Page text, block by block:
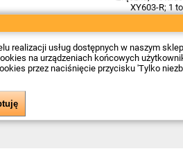
XY603-R; 1
od0,17PLN
realizacji usług dostępnych w naszym
na urządzeniach końcowych
przez naciśnięcie przycisku 'Tylko